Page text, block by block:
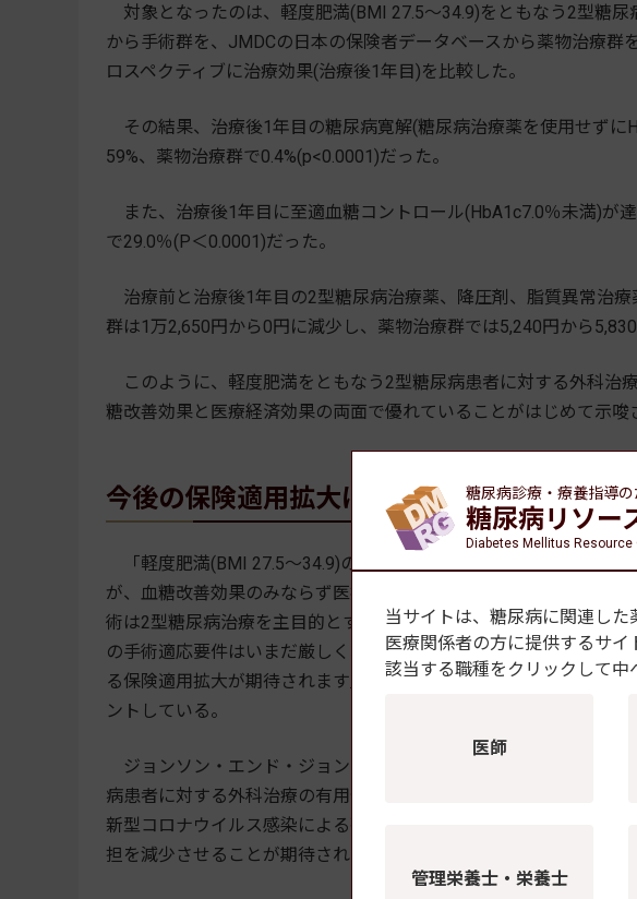
対象となったのは、軽度肥満(BMI 27.5～34.9)をともなう2型糖
から手術群を、JMDCの日本の保険者データベースから薬物治療群
ロスペクティブに治療効果(治療後1年目)を比較した。
その結果、治療後1年目の糖尿病寛解(糖尿病治療薬を使用せずに
59%、薬物治療群で0.4%(p<0.0001)だった。
また、治療後1年目に至適血糖コントロール(HbA1c7.0％未満)が
で29.0％(P＜0.0001)だった。
治療前と治療後1年目の2型糖尿病治療薬、降圧剤、脂質異常治
群は1万2,650円から0円に減少し、薬物治療群では5,240円から5,830
このように、軽度肥満をともなう2型糖尿病患者に対する外科治
糖改善効果と医療経済効果の両面で優れていることがはじめて示唆
今後の保険適用拡大に期待
「軽度肥満(BMI 27.5～34.9)の2型糖尿病患者を対象とした同研究
が、血糖改善効果のみならず医療経済面でも優れていることが示唆
術は2型糖尿病治療を主目的とする効果的な治療法(メタボリックサ
の手術適応要件はいまだ厳しく、外科治療の恩恵にあずかれない患
る保険適用拡大が期待されます」と、今回の研究の研究責任者とな
ントしている。
ジョンソン・エンド・ジョンソンは、肥満・糖尿病の分野で研究
病患者に対する外科治療の有用性を示した結果を発表した。また、
新型コロナウイルス感染による死亡や入院を減少させる可能性が示
担を減少させることが期待されるという英国での研究結果を発表し
糖尿病診療・療養指導の
糖尿病リソー
Diabetes Mellitus Resource
当サイトは、糖尿病に関連した
医療関係者の方に提供するサイ
該当する職種をクリックして中
医師
管理栄養士・栄養士